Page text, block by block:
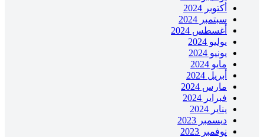
أكتوبر 2024
سبتمبر 2024
أغسطس 2024
يوليو 2024
يونيو 2024
مايو 2024
أبريل 2024
مارس 2024
فبراير 2024
يناير 2024
ديسمبر 2023
نوفمبر 2023